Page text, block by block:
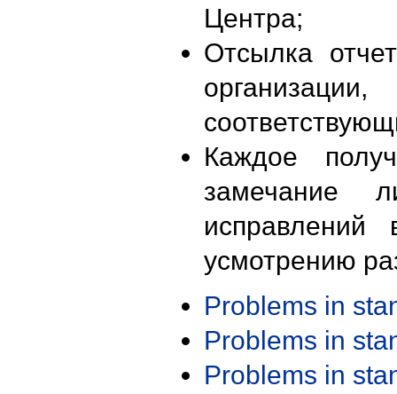
Центра;
Отсылка
Каждое
замечание
исправлений
усмотрению
Problems in
Problems in
Problems in